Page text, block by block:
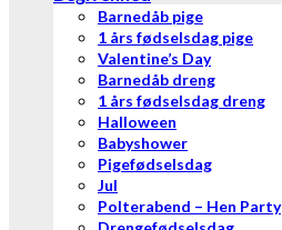
Barnedåb pige
1 års fødselsdag pige
Valentine’s Day
Barnedåb dreng
1 års fødselsdag dreng
Halloween
Babyshower
Pigefødselsdag
Jul
Polterabend – Hen Party